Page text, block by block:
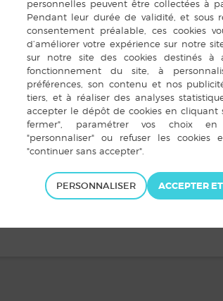
PERSONNALISER